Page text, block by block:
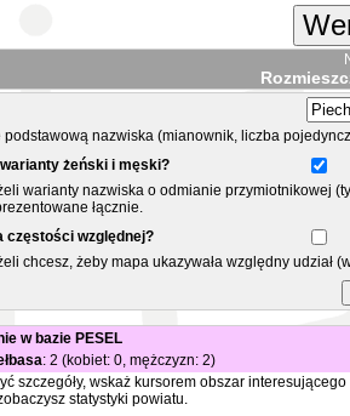
podstawową nazwiska (mianownik, liczba
żeński i męski?
warianty nazwiska o odmianie przymiotnikowej
łącznie.
częstości względnej?
chcesz, żeby mapa ukazywała względny
w bazie PESEL
: 2 (kobiet: 0, mężczyzn: 2)
szczegóły, wskaż kursorem obszar
statystyki powiatu.